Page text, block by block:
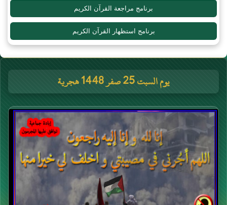
برنامج مراجعة القرآن الكريم
برنامج استظهار القرآن الكريم
يوم السبت 25 صفر 1448 هجرية